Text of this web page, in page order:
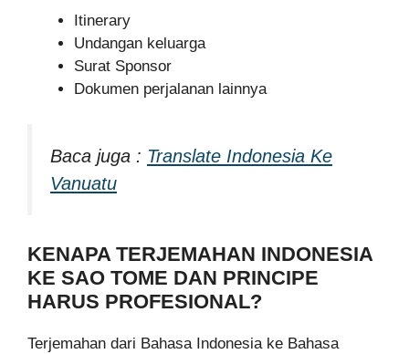
Itinerary
Undangan keluarga
Surat Sponsor
Dokumen perjalanan lainnya
Baca juga : Translate Indonesia Ke
Vanuatu
KENAPA TERJEMAHAN INDONESIA
KE SAO TOME DAN PRINCIPE
HARUS PROFESIONAL?
Terjemahan dari Bahasa Indonesia ke Bahasa